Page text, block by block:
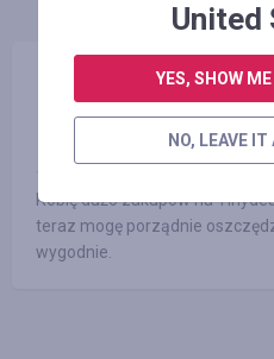
Daniel
Ocena:
Robię dużo zakupów na
teraz mogę porządnie
wygodnie.
United
YES, SHOW
NO, LEAVE